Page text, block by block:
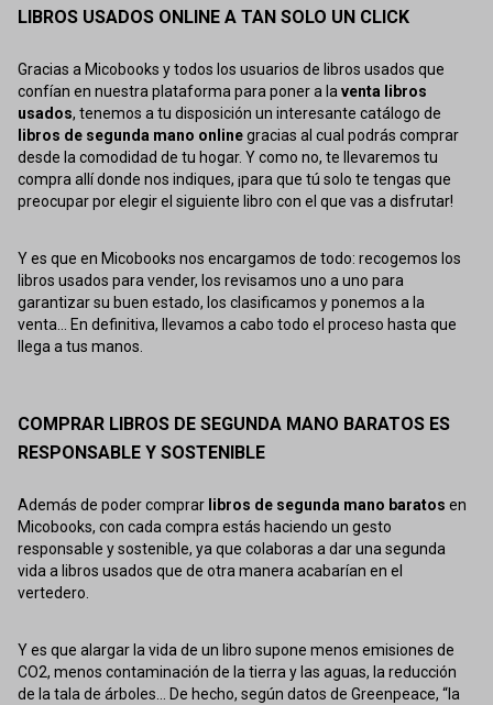
LIBROS USADOS ONLINE A TAN SOLO UN CLICK
Gracias a Micobooks y todos los usuarios de libros usados que
confían en nuestra plataforma para poner a laventa libros
usados, tenemos a tu disposición un interesante catálogo de
libros de segunda mano onlinegracias al cual podrás comprar
desde la comodidad de tu hogar. Y como no, te llevaremos tu
compra allí donde nos indiques, ¡para que tú solo te tengas que
preocupar por elegir el siguiente libro con el que vas a disfrutar!
Y es que en Micobooks nos encargamos de todo: recogemos los
libros usados para vender, los revisamos uno a uno para
garantizar su buen estado, los clasificamos y ponemos a la
venta... En definitiva, llevamos a cabo todo el proceso hasta que
llega a tus manos.
COMPRAR LIBROS DE SEGUNDA MANO BARATOS ES
RESPONSABLE Y SOSTENIBLE
Además de poder comprar libros de segunda mano baratos en
Micobooks, con cada compra estás haciendo un gesto
responsable y sostenible, ya que colaboras a dar una segunda
vida a libros usados que de otra manera acabarían en el
vertedero.
Y es que alargar la vida de un libro supone menos emisiones de
CO2, menos contaminación de la tierra y las aguas, la reducción
de la tala de árboles... De hecho, según datos de Greenpeace, “la